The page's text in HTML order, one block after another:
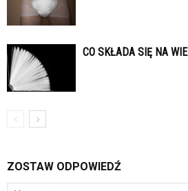
CO SKŁADA SIĘ NA
ZOSTAW ODPOWIEDŹ